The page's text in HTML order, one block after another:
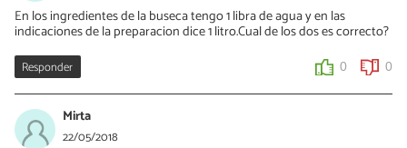
En los ingredientes de la buseca tengo 1 libra de agua y en las
indicaciones de la preparacion dice 1 litro.Cual de los dos es correcto?
Responder 0 0
Mirta
22/05/2018